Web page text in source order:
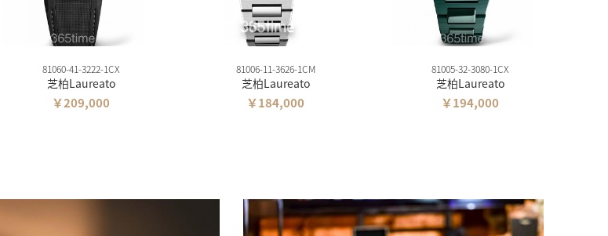
81060-41-3222-1CX
芝柏Laureato
￥209,000
81006-11-3626-1CM
芝柏Laureato
￥184,000
81005-32-3080-1CX
芝柏Laureato
￥194,000